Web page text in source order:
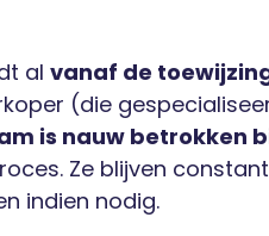
al vanaf de
(die
is nauw betrokken
Ze blijven
indien nodig.